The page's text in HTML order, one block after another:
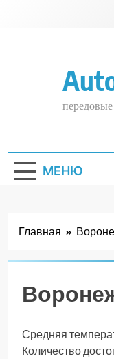
МЕНЮ
Главная
Средняя
Количество